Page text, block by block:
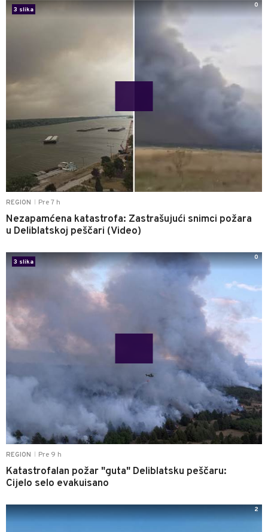
REGION Pre 7 h
Nezapamćena katastrofa: Zastrašujući snimci požara
u Deliblatskoj peščari (Video)
3 slika
0
REGION Pre 9 h
Katastrofalan požar "guta" Deliblatsku peščaru:
Cijelo selo evakuisano
3 slika
0
2